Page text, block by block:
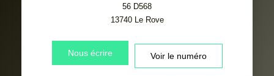
56 D568
13740 Le Rove
Nous écrire Voir le numéro